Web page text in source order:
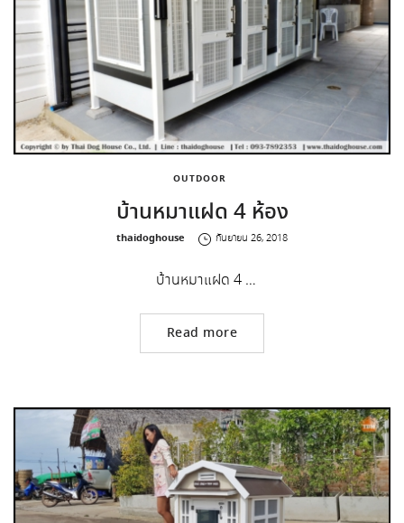
OUTDOOR
บ้านหมาแฝด 4 ห้อง
by
thaidoghouse กันยายน 26, 2018
บ้านหมาแฝด 4 …
Read more